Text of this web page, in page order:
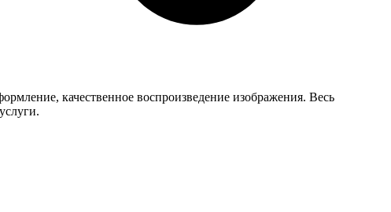
качественное воспроизведение изображения. Весь